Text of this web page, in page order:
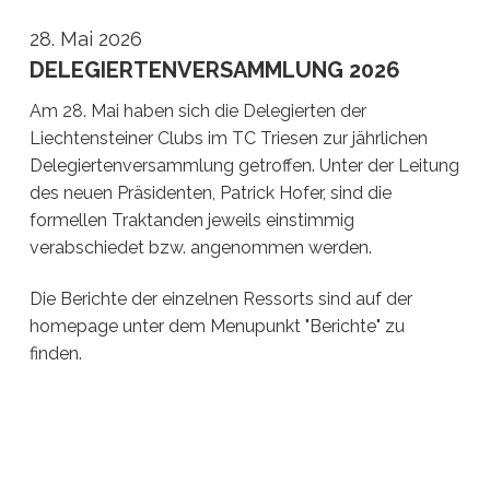
28. Mai 2026
DELEGIERTENVERSAMMLUNG 2026
Am 28. Mai haben sich die Delegierten der
Liechtensteiner Clubs im TC Triesen zur jährlichen
Delegiertenversammlung getroffen. Unter der Leitung
des neuen Präsidenten, Patrick Hofer, sind die
formellen Traktanden jeweils einstimmig
verabschiedet bzw. angenommen werden.
Die Berichte der einzelnen Ressorts sind auf der
homepage unter dem Menupunkt "Berichte" zu
finden.